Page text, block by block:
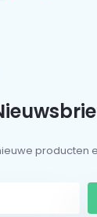
producten